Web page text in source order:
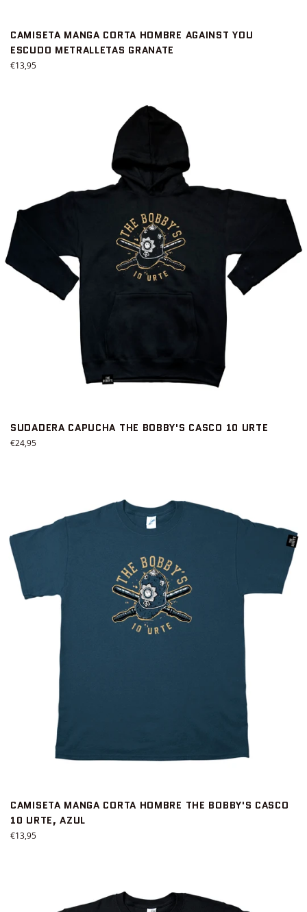
CAMISETA MANGA CORTA HOMBRE AGAINST YOU
ESCUDO METRALLETAS GRANATE
Precio
€13,95
SUDADERA CAPUCHA THE BOBBY'S CASCO 10 URTE
Precio
€24,95
CAMISETA MANGA CORTA HOMBRE THE BOBBY'S CASCO
10 URTE, AZUL
Precio
€13,95